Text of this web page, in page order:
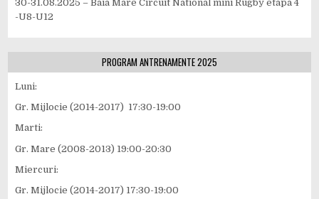
30-31.08.2025 – Baia Mare Circuit National mini Rugby etapa 4
-U8-U12
PROGRAM ANTRENAMENTE 2025
Luni:
Gr. Mijlocie (2014-2017) 17:30-19:00
Marti:
Gr. Mare (2008-2013) 19:00-20:30
Miercuri:
Gr. Mijlocie (2014-2017) 17:30-19:00